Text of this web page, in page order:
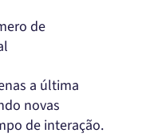
de
a última
novas
de interação.